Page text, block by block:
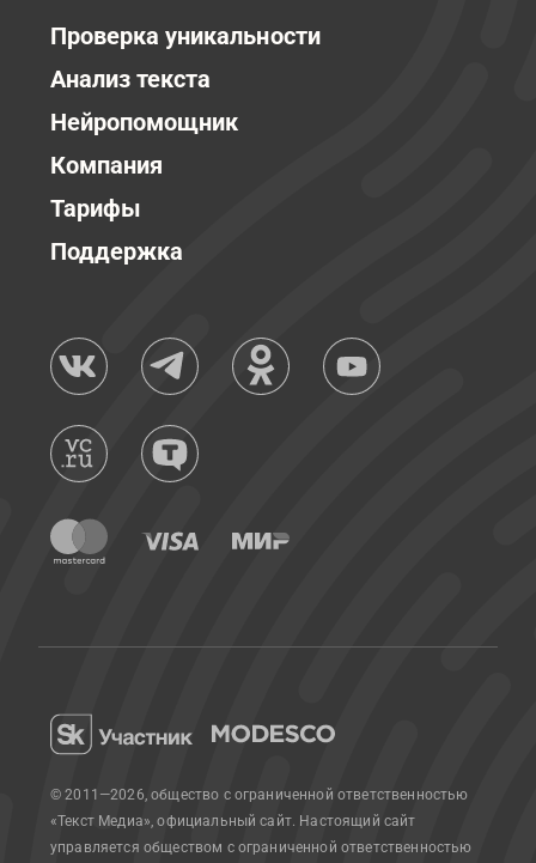
Проверка уникальности
Анализ текста
Нейропомощник
Компания
Тарифы
Поддержка
© 2011—2026, общество с ограниченной ответственностью
«Текст Медиа», официальный сайт. Настоящий сайт
управляется обществом с ограниченной ответственностью